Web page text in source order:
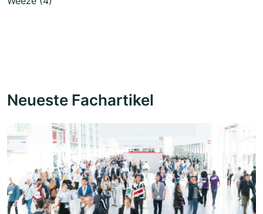
Neueste Fachartikel